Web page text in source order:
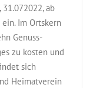
ab
Im Ortskern
Genuss-
zu kosten und
sich
Heimatverein